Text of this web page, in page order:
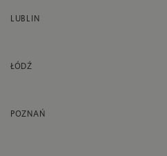
LUBLIN
ŁÓDŹ
POZNAŃ